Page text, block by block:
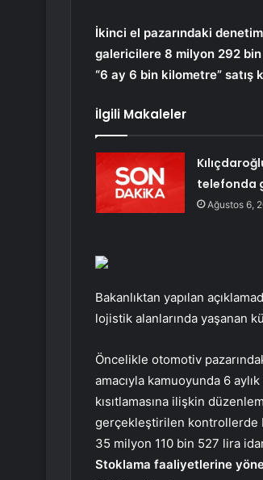
İkinci el pazarındaki
galericilere 8 milyon 292
“6 ay 6 bin kilometre” satış
İlgili Makaleler
telefonda
Ağustos 6,
Bakanlıktan yapılan
lojistik alanlarında yaşanan
Öncelikle otomotiv
amacıyla kamuoyunda 6
kısıtlamasına ilişkin
gerçekleştirilen kontrollerde
35 milyon 110 bin 527 lira
Stoklama faaliyetlerine